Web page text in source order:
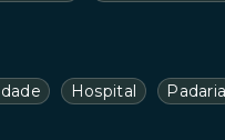
Hospital
Padaria